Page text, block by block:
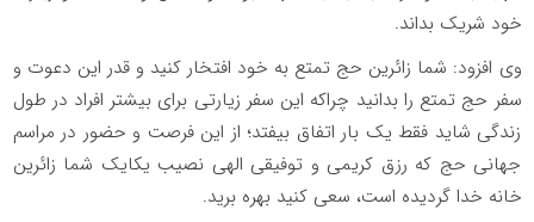
خود شریک بداند.
وی افزود: شما زائرین حج تمتع به خود افتخار کنید و قدر این دعوت و
سفر حج تمتع را بدانید چراکه این سفر زیارتی برای بیشتر افراد در طول
زندگی شاید فقط یک بار اتفاق بیفتد؛ از این فرصت و حضور در مراسم
جهانی حج که رزق کریمی و توفیقی الهی نصیب یکایک شما زائرین
خانه خدا گردیده است، سعی کنید بهره برید.